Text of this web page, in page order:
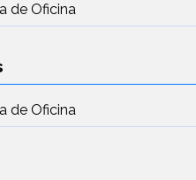
de Oficina
de Oficina